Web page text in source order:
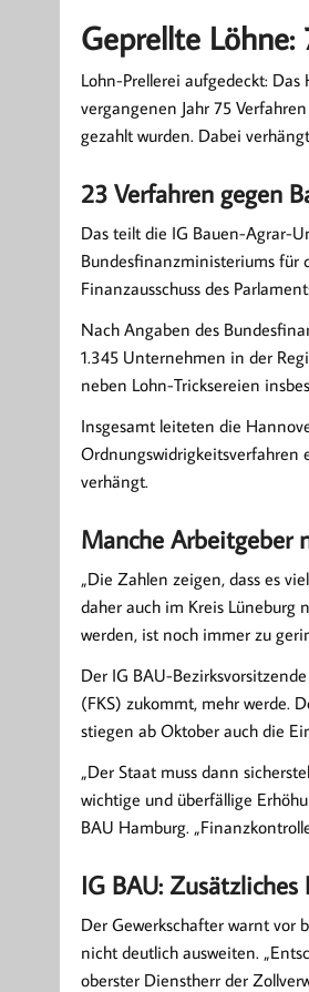
Geprellte
Lohn-Prellerei aufgedeckt:
vergangenen Jahr 75
gezahlt wurden. Dabei
23 Verfahren gegen
Das teilt die IG Bauen-Agrar-
Bundesfinanzministeriums für
Finanzausschuss des
Nach Angaben des
1.345 Unternehmen in der
neben Lohn-Tricksereien
Insgesamt leiteten die
Ordnungswidrigkeitsverfahren
verhängt.
Manche Arbeitgeber
„Die Zahlen zeigen, dass es
daher auch im Kreis Lüneburg
werden, ist noch immer zu
Der IG BAU-
(FKS) zukommt, mehr werde.
stiegen ab Oktober auch die
„Der Staat muss dann
wichtige und überfällige
BAU Hamburg.
IG BAU:
Der Gewerkschafter warnt vor
nicht deutlich ausweiten.
oberster Dienstherr der